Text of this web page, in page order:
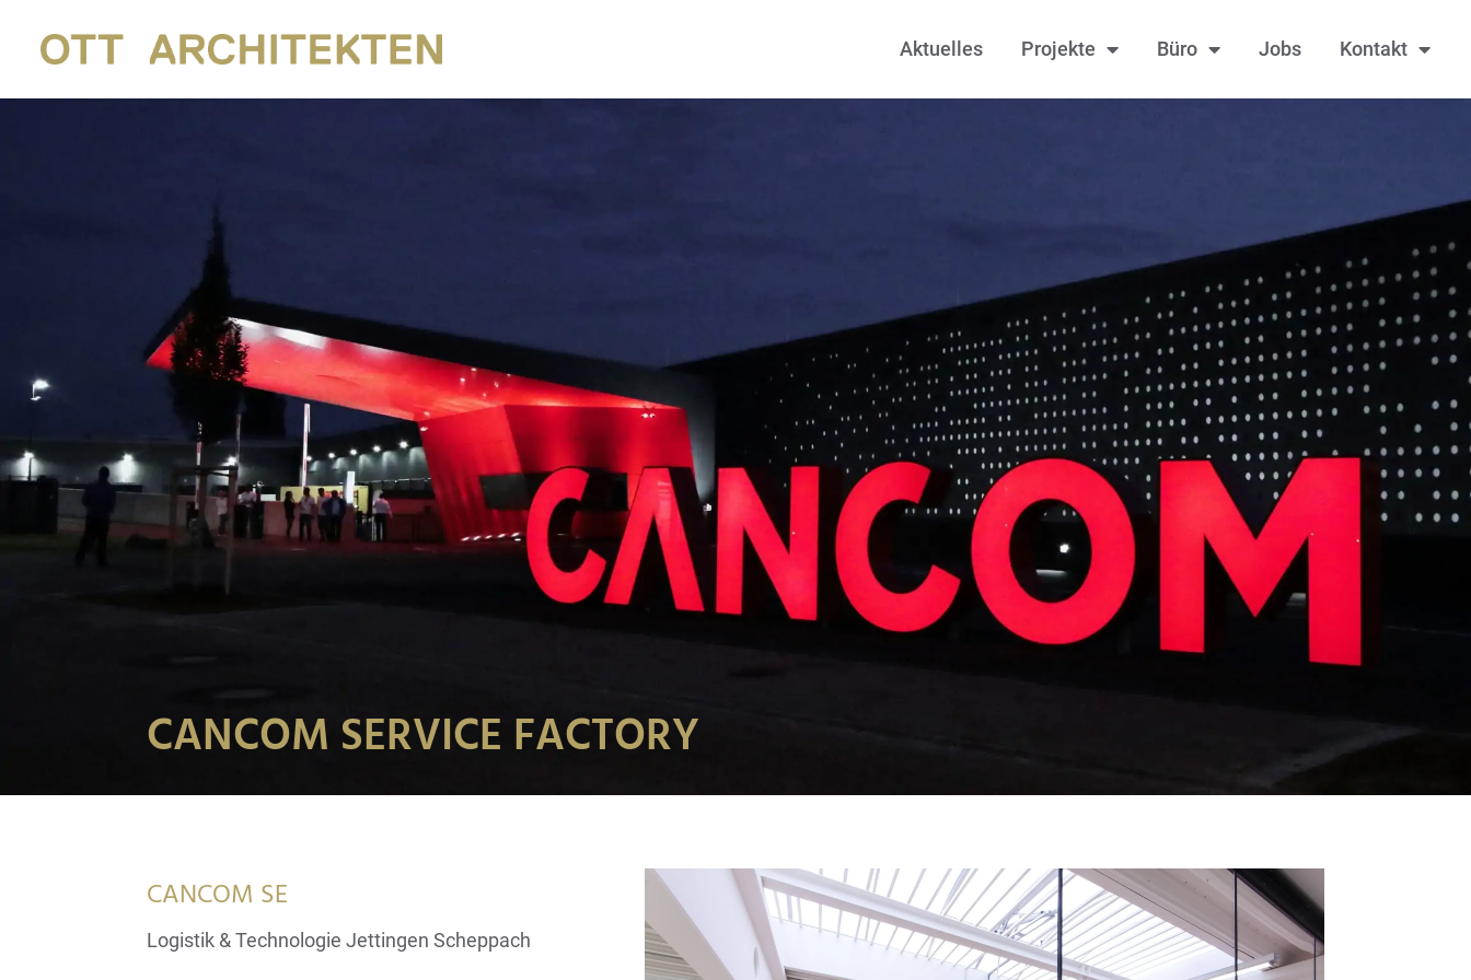
Aktuelles Projekte Büro Jobs Kontakt
CANCOM SERVICE FACTORY
CANCOM SE
Logistik & Technologie Jettingen Scheppach